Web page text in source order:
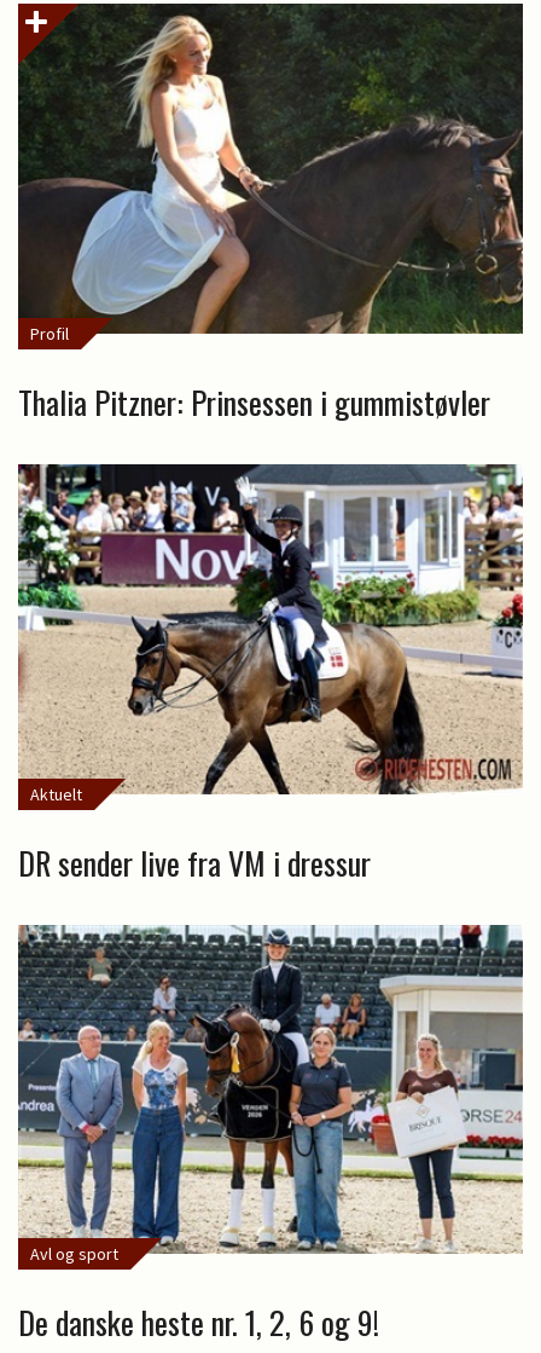
Profil
Thalia Pitzner: Prinsessen i gummistøvler
Aktuelt
DR sender live fra VM i dressur
Avl og sport
De danske heste nr. 1, 2, 6 og 9!